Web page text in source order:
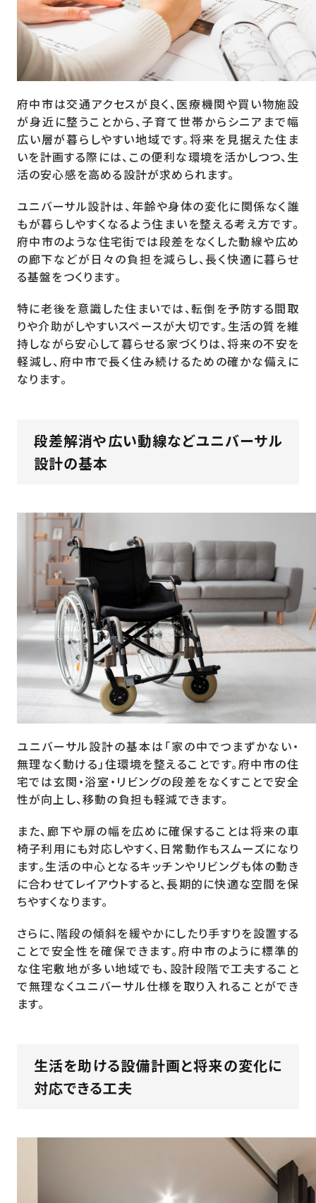
府中市は交通アクセスが良く、医療機関や買い物施設
が身近に整うことから、子育て世帯からシニアまで幅
広い層が暮らしやすい地域です。将来を見据えた住ま
いを計画する際には、この便利な環境を活かしつつ、生
活の安心感を高める設計が求められます。
ユニバーサル設計は、年齢や身体の変化に関係なく誰
もが暮らしやすくなるよう住まいを整える考え方です。
府中市のような住宅街では段差をなくした動線や広め
の廊下などが日々の負担を減らし、長く快適に暮らせ
る基盤をつくります。
特に老後を意識した住まいでは、転倒を予防する間取
りや介助がしやすいスペースが大切です。生活の質を維
持しながら安心して暮らせる家づくりは、将来の不安を
軽減し、府中市で長く住み続けるための確かな備えに
なります。
段差解消や広い動線などユニバーサル
設計の基本
ユニバーサル設計の基本は「家の中でつまずかない・
無理なく動ける」住環境を整えることです。府中市の住
宅では玄関・浴室・リビングの段差をなくすことで安全
性が向上し、移動の負担も軽減できます。
また、廊下や扉の幅を広めに確保することは将来の車
椅子利用にも対応しやすく、日常動作もスムーズになり
ます。生活の中心となるキッチンやリビングも体の動き
に合わせてレイアウトすると、長期的に快適な空間を保
ちやすくなります。
さらに、階段の傾斜を緩やかにしたり手すりを設置する
ことで安全性を確保できます。府中市のように標準的
な住宅敷地が多い地域でも、設計段階で工夫すること
で無理なくユニバーサル仕様を取り入れることができ
ます。
生活を助ける設備計画と将来の変化に
対応できる工夫